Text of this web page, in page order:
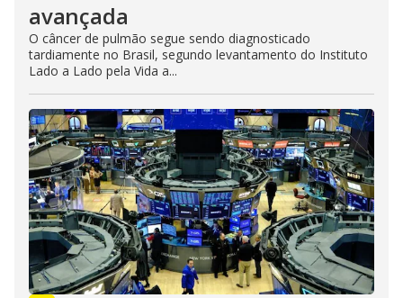
avançada
O câncer de pulmão segue sendo diagnosticado
tardiamente no Brasil, segundo levantamento do Instituto
Lado a Lado pela Vida a...